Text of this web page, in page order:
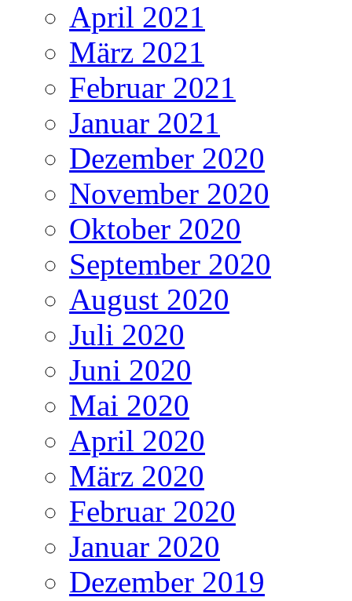
April 2021
März 2021
Februar 2021
Januar 2021
Dezember 2020
November 2020
Oktober 2020
September 2020
August 2020
Juli 2020
Juni 2020
Mai 2020
April 2020
März 2020
Februar 2020
Januar 2020
Dezember 2019